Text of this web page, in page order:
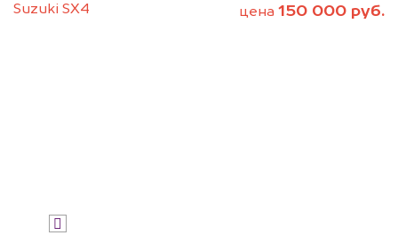
Suzuki SX4
цена 150 000 руб.
автоаукционах.